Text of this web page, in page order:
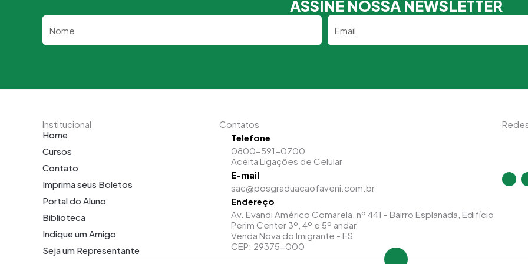
ASSINE NOSSA NEWSLETTER
Institucional
Home
Cursos
Contato
Imprima seus Boletos
Portal do Aluno
Biblioteca
Indique um Amigo
Seja um Representante
Contatos
Telefone
0800-591-0700
Aceita Ligações de Celular
E-mail
sac@posgraduacaofaveni.com.br
Endereço
Av. Evandi Américo Comarela, nº 441 - Bairro Esplanada, Edifício
Perim Center 3º, 4º e 5º andar
Venda Nova do Imigrante - ES
CEP: 29375-000
I
s